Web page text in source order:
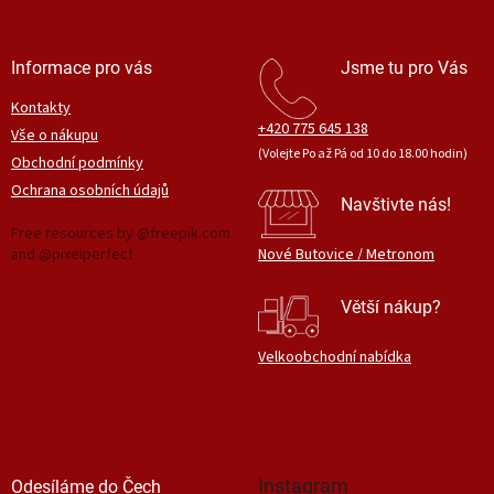
Informace pro vás
Kontakty
Vše o nákupu
Obchodní podmínky
Ochrana osobních údajů
Free resources by @freepik.com
and @pixelperfect
Jsme tu pro Vás
+420 775 645 138
(Volejte Po až Pá od 10 do 18.00 hodin)
Navštivte nás!
Nové Butovice / Metronom
Větší nákup?
Velkoobchodní nabídka
Odesíláme do Čech Instagram